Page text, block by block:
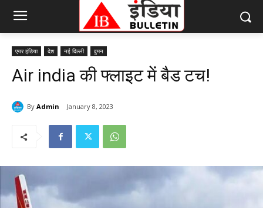
एयर इंडिया देश नई दिल्ली वुमन
Air india की फ्लाइट में बैड टच!
By Admin January 8, 2023